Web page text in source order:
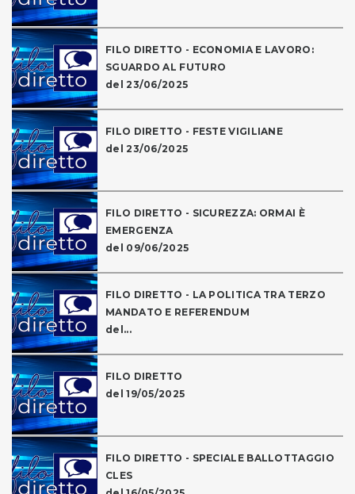
FILO DIRETTO - ECONOMIA E LAVORO:
SGUARDO AL FUTURO
del 23/06/2025
FILO DIRETTO - FESTE VIGILIANE
del 23/06/2025
FILO DIRETTO - SICUREZZA: ORMAI È
EMERGENZA
del 09/06/2025
FILO DIRETTO - LA POLITICA TRA TERZO
MANDATO E REFERENDUM
del...
FILO DIRETTO
del 19/05/2025
FILO DIRETTO - SPECIALE BALLOTTAGGIO
CLES